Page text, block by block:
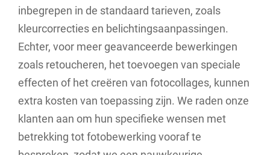
inbegrepen in de standaard tarieven, zoals
kleurcorrecties en belichtingsaanpassingen.
Echter, voor meer geavanceerde bewerkingen
zoals retoucheren, het toevoegen van speciale
effecten of het creëren van fotocollages, kunnen
extra kosten van toepassing zijn. We raden onze
klanten aan om hun specifieke wensen met
betrekking tot fotobewerking vooraf te